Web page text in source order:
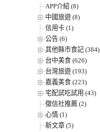
APP介紹 (8)
中國旅遊 (8)
信用卡 (1)
公告 (6)
其他縣市食記 (384)
台中美食 (626)
台灣旅遊 (193)
嘉義美食 (223)
宅配試吃試用 (43)
徵信社推薦 (2)
心情 (1)
新文章 (5)